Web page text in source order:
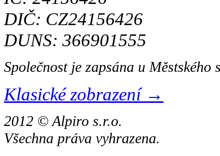
DIČ: CZ24156426
DUNS: 366901555
Společnost je zapsána u
Klasické zobrazení →
2012 © Alpiro s.r.o.
Všechna práva vyhrazena.